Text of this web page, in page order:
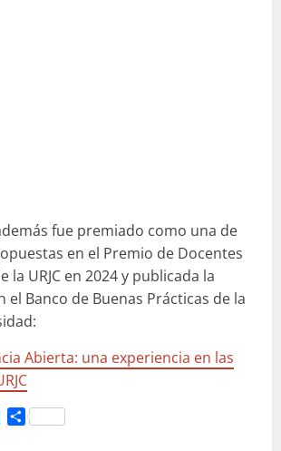
fue premiado como una de
en el Premio de Docentes
la URJC en 2024 y publicada la
el Banco de Buenas Prácticas de la
Abierta: una experiencia en las
Facebook
Compartir